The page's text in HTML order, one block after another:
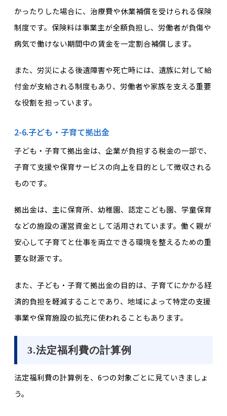
かったりした場合に、治療費や休業補償を受けられる保険
制度です。保険料は事業主が全額負担し、労働者が負傷や
病気で働けない期間中の賃金を一定割合補償します。
また、労災による後遺障害や死亡時には、遺族に対して給
付金が支給される制度もあり、労働者や家族を支える重要
な役割を担っています。
2-6.子ども・子育て拠出金
子ども・子育て拠出金は、企業が負担する税金の一部で、
子育て支援や保育サービスの向上を目的として徴収される
ものです。
拠出金は、主に保育所、幼稚園、認定こども園、学童保育
などの施設の運営資金として活用されています。働く親が
安心して子育てと仕事を両立できる環境を整えるための重
要な財源です。
また、子ども・子育て拠出金の目的は、子育てにかかる経
済的負担を軽減することであり、地域によって特定の支援
事業や保育施設の拡充に使われることもあります。
3.法定福利費の計算例
法定福利費の計算例を、6つの対象ごとに見ていきましょ
う。